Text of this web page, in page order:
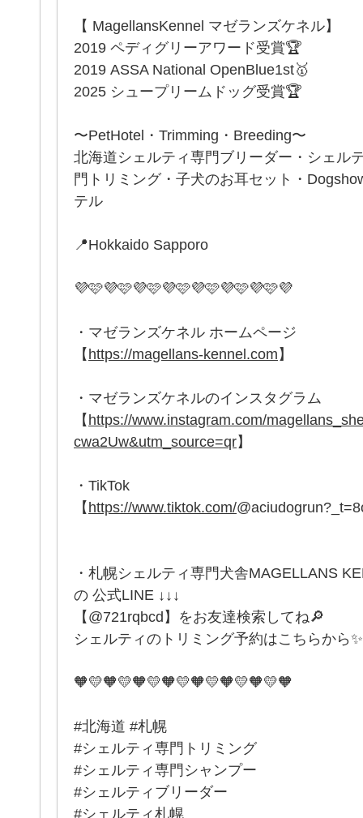
【 MagellansKennel マゼランズケネル】
2019 ペディグリーアワード受賞🏆
2019 ASSA National OpenBlue1st🥇
2025 シュープリームドッグ受賞🏆
〜PetHotel・Trimming・Breeding〜
北海道シェルティ専門ブリーダー・シェル
門トリミング・子犬のお耳セット・
テル
📍Hokkaido Sapporo
💜🩷💜🩷💜🩷💜🩷💜🩷💜🩷💜🩷💜
・マゼランズケネル ホームページ
【https://magellans-kennel.com】
・マゼランズケネルのインスタグラム
【https://www.instagram.com/
cwa2Uw&utm_source=qr】
・TikTok
【https://www.tiktok.com/
・札幌シェルティ専門犬舎MAGELLANS
の 公式LINE ↓↓↓
【@721rqbcd】をお友達検索してね🔎
シェルティのトリミング予約はこちらから✨
🧡💛🧡💛🧡💛🧡💛🧡💛🧡💛🧡💛🧡
#北海道 #札幌
#シェルティ専門トリミング
#シェルティ専門シャンプー
#シェルティブリーダー
#シェルティ札幌